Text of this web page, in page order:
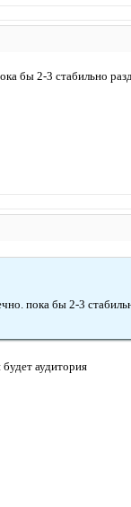
бы 2-3 стабильно
пока бы 2-3
аудитория